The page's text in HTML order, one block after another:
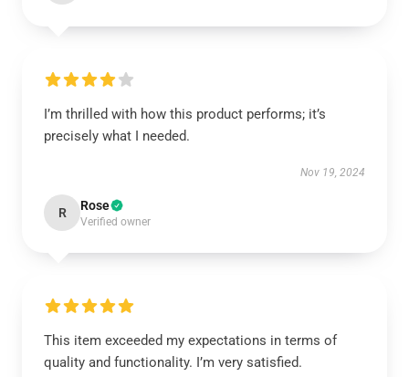
I’m thrilled with how this product performs; it’s
precisely what I needed.
Nov 19, 2024
R Rose
Verified owner
This item exceeded my expectations in terms of
quality and functionality. I’m very satisfied.